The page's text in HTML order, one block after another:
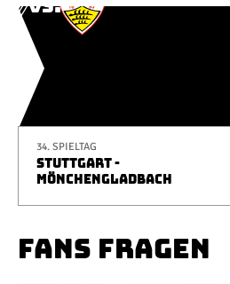
34. SPIELTAG
STUTTGART -
MÖNCHENGLADBACH
FANS FRAGEN